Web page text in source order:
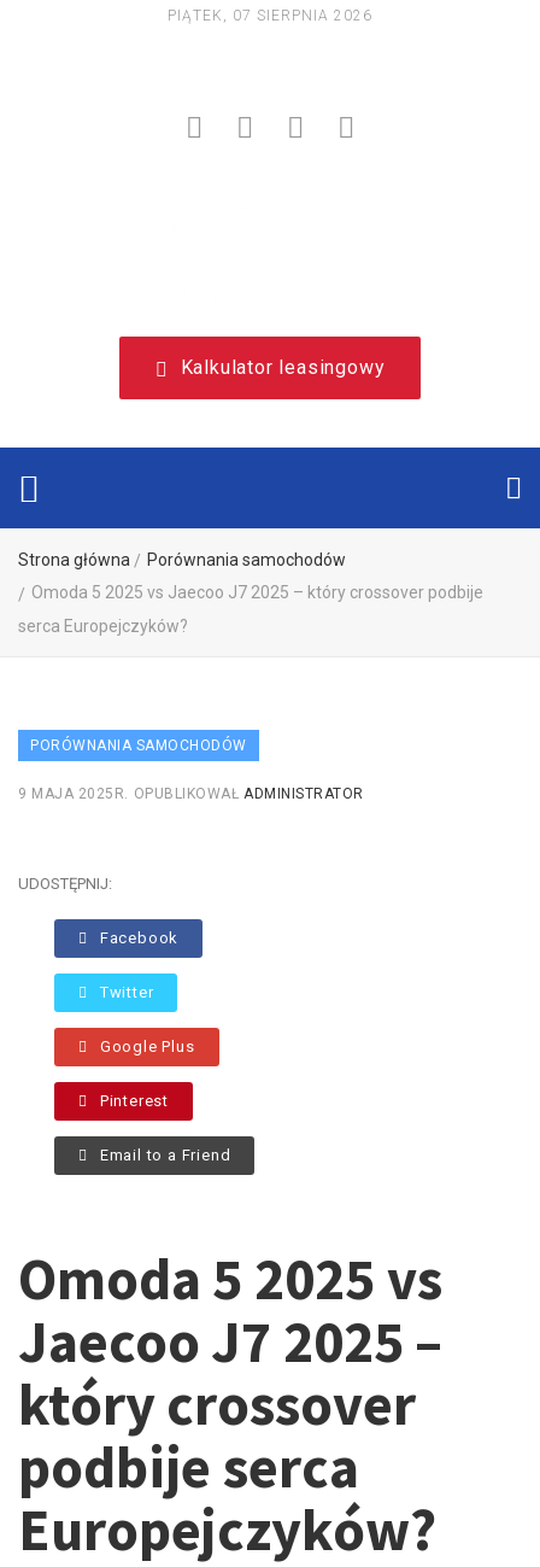
PIĄTEK, 07 SIERPNIA 2026
Kalkulator leasingowy
Strona główna
Porównania samochodów
Omoda 5 2025 vs Jaecoo J7 2025 – który crossover podbije
serca Europejczyków?
PORÓWNANIA SAMOCHODÓW
9 MAJA 2025R. OPUBLIKOWAŁ ADMINISTRATOR
UDOSTĘPNIJ:
Facebook
Twitter
Google Plus
Pinterest
Email to a Friend
Omoda 5 2025 vs
Jaecoo J7 2025 –
który crossover
podbije serca
Europejczyków?